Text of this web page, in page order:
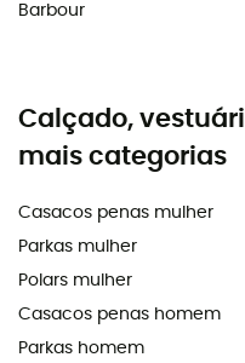
Barbour
Calçado,
mais categorias
Casacos penas mulher
Parkas mulher
Polars mulher
Casacos penas homem
Parkas homem